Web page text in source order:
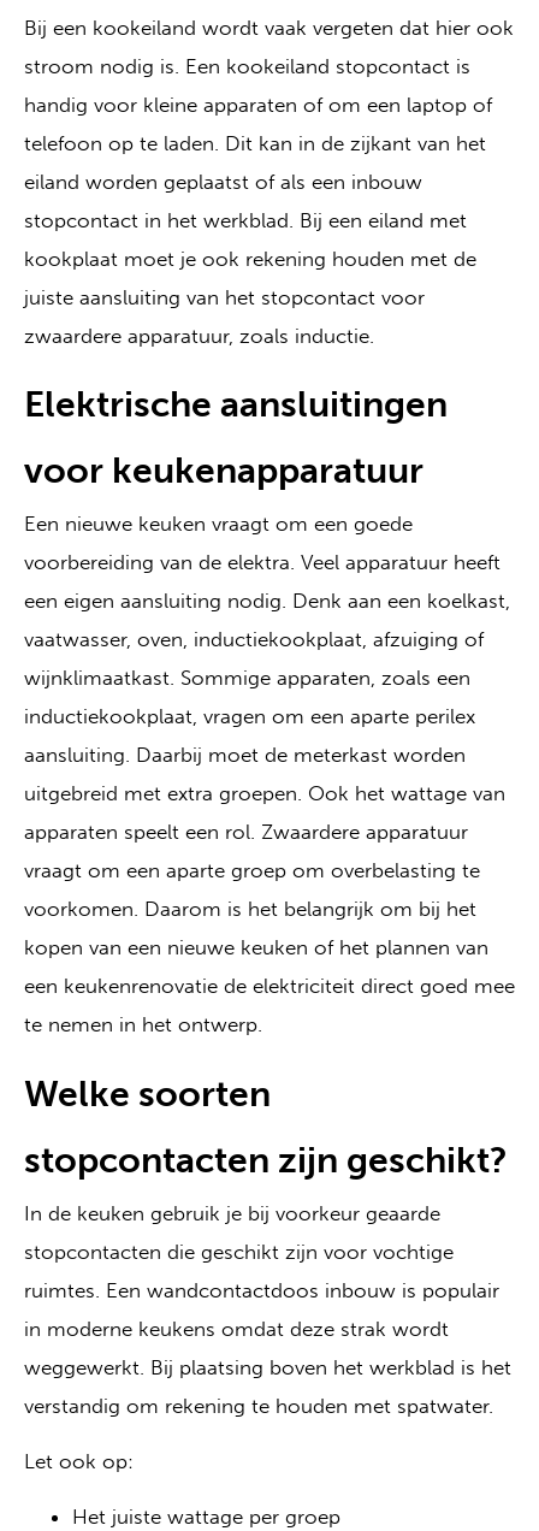
Bij een kookeiland wordt vaak vergeten dat hier ook
stroom nodig is. Een kookeiland stopcontact is
handig voor kleine apparaten of om een laptop of
telefoon op te laden. Dit kan in de zijkant van het
eiland worden geplaatst of als een inbouw
stopcontact in het werkblad. Bij een eiland met
kookplaat moet je ook rekening houden met de
juiste aansluiting van het stopcontact voor
zwaardere apparatuur, zoals inductie.
Elektrische aansluitingen
voor keukenapparatuur
Een nieuwe keuken vraagt om een goede
voorbereiding van de elektra. Veel apparatuur heeft
een eigen aansluiting nodig. Denk aan een koelkast,
vaatwasser, oven, inductiekookplaat, afzuiging of
wijnklimaatkast. Sommige apparaten, zoals een
inductiekookplaat, vragen om een aparte perilex
aansluiting. Daarbij moet de meterkast worden
uitgebreid met extra groepen. Ook het wattage van
apparaten speelt een rol. Zwaardere apparatuur
vraagt om een aparte groep om overbelasting te
voorkomen. Daarom is het belangrijk om bij het
kopen van een nieuwe keuken of het plannen van
een keukenrenovatie de elektriciteit direct goed mee
te nemen in het ontwerp.
Welke soorten
stopcontacten zijn geschikt?
In de keuken gebruik je bij voorkeur geaarde
stopcontacten die geschikt zijn voor vochtige
ruimtes. Een wandcontactdoos inbouw is populair
in moderne keukens omdat deze strak wordt
weggewerkt. Bij plaatsing boven het werkblad is het
verstandig om rekening te houden met spatwater.
Let ook op:
Het juiste wattage per groep